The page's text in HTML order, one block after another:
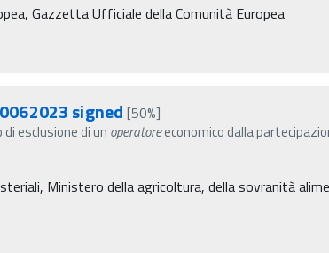
Gazzetta Ufficiale della Comunità Europea
signed [50%]
esclusione di un operatoreeconomico dalla
Ministero della agricoltura, della sovranità